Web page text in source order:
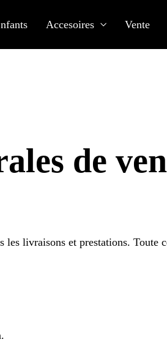
Accesoires Vente
de
livraisons et prestations. Toute